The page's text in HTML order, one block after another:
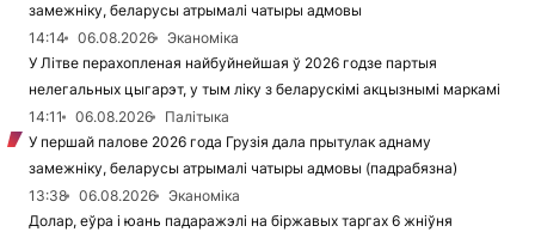
замежніку, беларусы атрымалі чатыры адмовы
14:14
06.08.2026
Эканоміка
У Літве перахопленая найбуйнейшая ў 2026 годзе партыя
нелегальных цыгарэт, у тым ліку з беларускімі акцызнымі маркамі
14:11
06.08.2026
Палітыка
У першай палове 2026 года Грузія дала прытулак аднаму
замежніку, беларусы атрымалі чатыры адмовы (падрабязна)
13:38
06.08.2026
Эканоміка
Долар, еўра і юань падаражэлі на біржавых таргах 6 жніўня